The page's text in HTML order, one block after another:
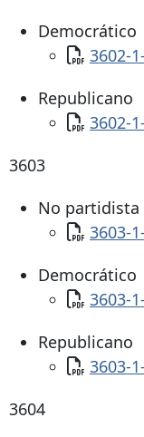
Democrático
3602-
Republicano
3602-
3603
No partidista
3603-
Democrático
3603-
Republicano
3603-
3604